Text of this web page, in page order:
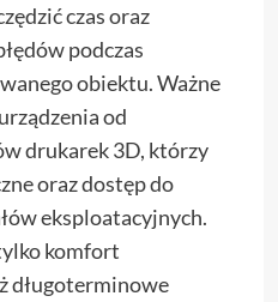
czas oraz
podczas
obiektu. Ważne
od
drukarek 3D, którzy
oraz dostęp do
eksploatacyjnych.
komfort
długoterminowe